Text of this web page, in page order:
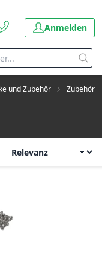
Anmelden
und Zubehör Zubehör